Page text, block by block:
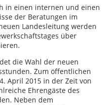
in einen internen und einen
der Beratungen im
Landesleitung werden
über
die Wahl der neuen
Zum öffentlichen
April 2015 in der Zeit von
Ehrengäste des
Neben dem